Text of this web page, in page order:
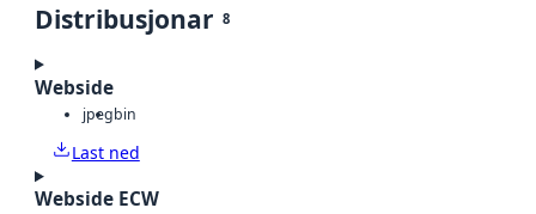
Distribusjonar 8
Webside
jpegbin
Last ned
Webside ECW